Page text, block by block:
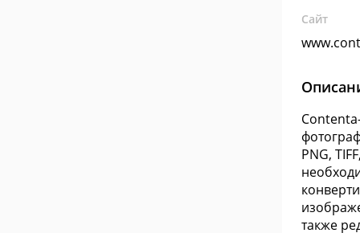
Сайт
PNG,
также